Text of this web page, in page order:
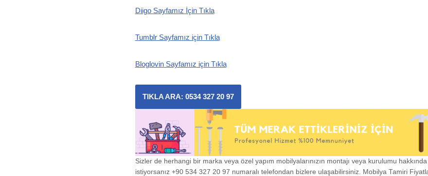
Diigo Sayfamız İçin Tıkla
Tumblr Sayfamız için Tıkla
Bloglovin Sayfamız için Tıkla
TIKLA ARA: 0534 327 20 97
Sizler de herhangi bir marka veya özel yapım mobilyalarınızın montajı veya kurulumu
istiyorsanız +90 534 327 20 97 numaralı telefondan bizlere ulaşabilirsiniz. Mobilya Tamiri